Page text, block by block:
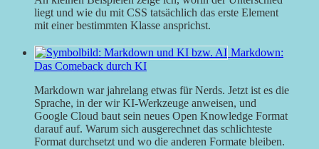
liegt und wie du mit CSS tatsächlich das erste Element
mit einer bestimmten Klasse ansprichst.
Markdown:
Das Comeback durch KI
Markdown war jahrelang etwas für Nerds. Jetzt ist es die
Sprache, in der wir KI-Werkzeuge anweisen, und
Google Cloud baut sein neues Open Knowledge Format
darauf auf. Warum sich ausgerechnet das schlichteste
Format durchsetzt und wo die anderen Formate bleiben.